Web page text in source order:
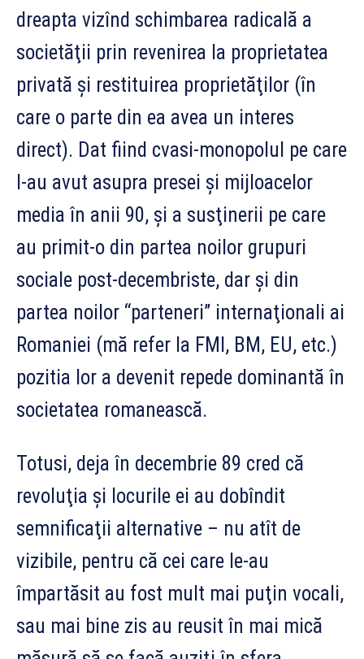
dreapta vizînd schimbarea radicală a
societăţii prin revenirea la proprietatea
privată şi restituirea proprietăţilor (în
care o parte din ea avea un interes
direct). Dat fiind cvasi-monopolul pe care
l-au avut asupra presei şi mijloacelor
media în anii 90, şi a susţinerii pe care
au primit-o din partea noilor grupuri
sociale post-decembriste, dar şi din
partea noilor “parteneri” internaţionali ai
Romaniei (mă refer la FMI, BM, EU, etc.)
pozitia lor a devenit repede dominantă în
societatea romanească.
Totusi, deja în decembrie 89 cred că
revoluţia şi locurile ei au dobîndit
semnificaţii alternative – nu atît de
vizibile, pentru că cei care le-au
împartăsit au fost mult mai puţin vocali,
sau mai bine zis au reusit în mai mică